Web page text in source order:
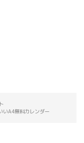
いA4無料カレンダー